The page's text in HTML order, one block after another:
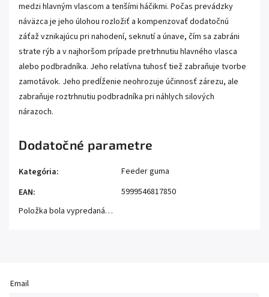
medzi hlavným vlascom a tenšími háčikmi. Počas prevádzky
náväzca je jeho úlohou rozložiť a kompenzovať dodatočnú
záťaž vznikajúcu pri nahodení, seknutí a únave, čím sa zabráni
strate rýb a v najhoršom prípade pretrhnutiu hlavného vlasca
alebo podbradníka. Jeho relatívna tuhosť tiež zabraňuje tvorbe
zamotávok. Jeho predĺženie neohrozuje účinnosť zárezu, ale
zabraňuje roztrhnutiu podbradníka pri náhlych silových
nárazoch.
Dodatočné parametre
Kategória:
Feeder guma
EAN:
5999546817850
Položka bola vypredaná…
Email